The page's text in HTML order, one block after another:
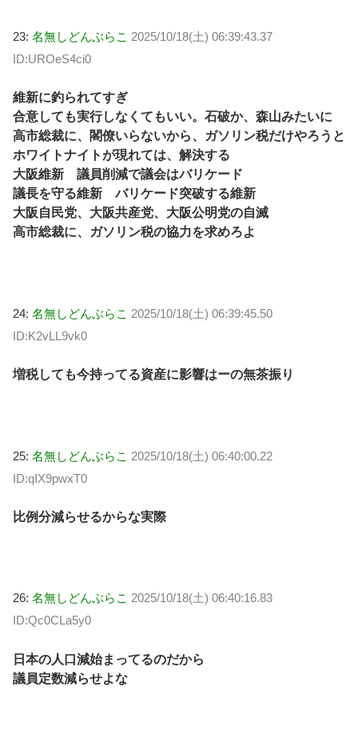
23: 名無しどんぶらこ 2025/10/18(土) 06:39:43.37
ID:UROeS4ci0
維新に釣られてすぎ
合意しても実行しなくてもいい。石破か、森山みたいに
高市総裁に、閣僚いらないから、ガソリン税だけやろうと
ホワイトナイトが現れては、解決する
大阪維新 議員削減で議会はバリケード
議長を守る維新 バリケード突破する維新
大阪自民党、大阪共産党、大阪公明党の自滅
高市総裁に、ガソリン税の協力を求めろよ
24: 名無しどんぶらこ 2025/10/18(土) 06:39:45.50
ID:K2vLL9vk0
増税しても今持ってる資産に影響はーの無茶振り
25: 名無しどんぶらこ 2025/10/18(土) 06:40:00.22
ID:qIX9pwxT0
比例分減らせるからな実際
26: 名無しどんぶらこ 2025/10/18(土) 06:40:16.83
ID:Qc0CLa5y0
日本の人口減始まってるのだから
議員定数減らせよな